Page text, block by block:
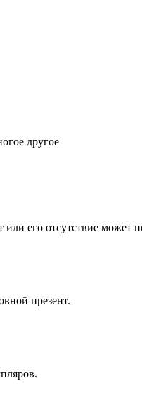
другое
его отсутствие может
презент.